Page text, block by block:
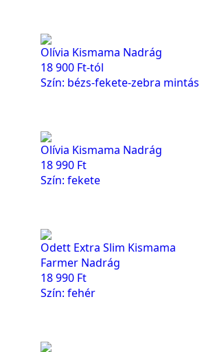
Olívia Kismama Nadrág
18 900 Ft-tól
Szín: bézs-fekete-zebra mintás
Olívia Kismama Nadrág
18 990 Ft
Szín: fekete
Odett Extra Slim Kismama
Farmer Nadrág
18 990 Ft
Szín: fehér